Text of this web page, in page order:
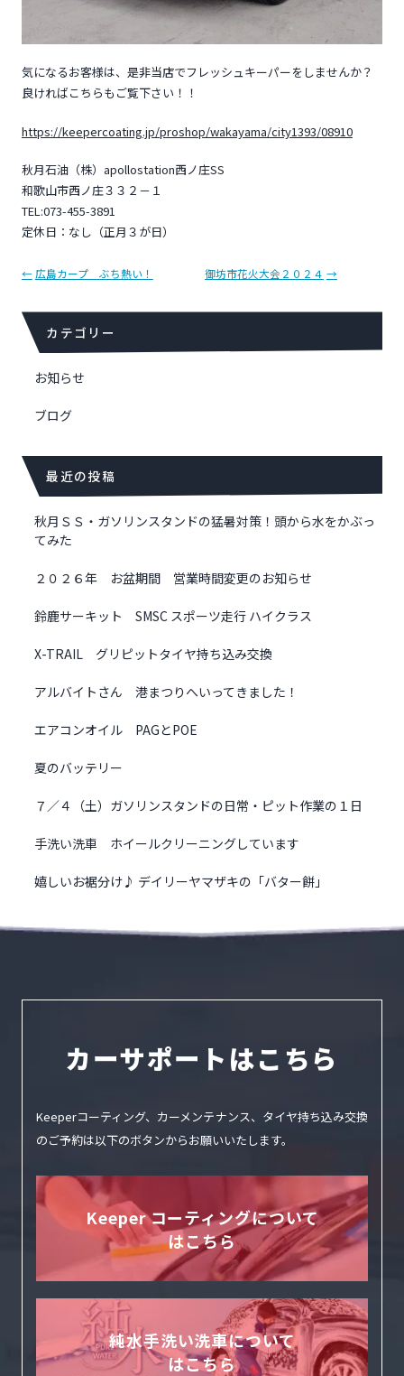
気になるお客様は、是非当店でフレッシュキーパーをしませんか？
良ければこちらもご覧下さい！！
https://keepercoating.jp/proshop/wakayama/city1393/08910
秋月石油（株）apollostation西ノ庄SS
和歌山市西ノ庄３３２－１
TEL:073-455-3891
定休日：なし（正月３が日）
投
ナ
ビ
ゲ
ー
ョ
← 広島カープ ぶち熱い！ 御坊市花火大会２０２４ →
カテゴリー
お知らせ
ブログ
最近の投稿
秋月ＳＳ・ガソリンスタンドの猛暑対策！頭から水をかぶっ
てみた
２０２６年 お盆期間 営業時間変更のお知らせ
鈴鹿サーキット SMSC スポーツ走行 ハイクラス
X-TRAIL グリピットタイヤ持ち込み交換
アルバイトさん 港まつりへいってきました！
エアコンオイル PAGとPOE
夏のバッテリー
７／４（土）ガソリンスタンドの日常・ピット作業の１日
手洗い洗車 ホイールクリーニングしています
嬉しいお裾分け♪ デイリーヤマザキの「バター餅」
カーサポートはこちら
Keeperコーティング、カーメンテナンス、タイヤ持ち込み交換
のご予約は以下のボタンからお願いいたします。
Keeper コーティングについて
はこちら
純水手洗い洗車について
はこちら